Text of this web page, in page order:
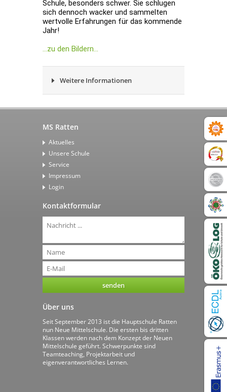
Schule, besonders schwer. Sie schlugen
sich dennoch wacker und sammelten
wertvolle Erfahrungen für das kommende
Jahr!
...zu den Bildern...
Weitere Informationen
MS Ratten
Aktuelles
Unsere Schule
Service
Impressum
Login
Kontaktformular
Über uns
Seit September 2013 ist die Hauptschule Ratten
nun Neue Mittelschule. Die ersten bis dritten
Klassen werden nach dem Konzept der Neuen
Mittelschule geführt. Schwerpunkte sind
Teamteaching, Projektarbeit und
eigenverantwortliches Lernen.